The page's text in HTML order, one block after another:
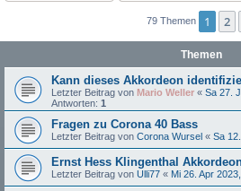
79 Themen 1 2
Themen
Kann dieses Akkordeon
Letzter Beitrag von Mario Weller « Sa 27.
Antworten: 1
Fragen zu Corona 40 Bass
Letzter Beitrag von Corona Wursel « Sa
Ernst Hess Klingenthal
Letzter Beitrag von Ulli77 « Mi 26. Apr